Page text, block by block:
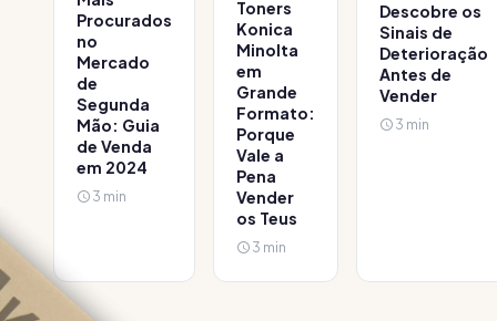
Procurados
no
Mercado
de
Segunda
Mão: Guia
de Venda
em 2024
3 min
Toners
Konica
Minolta
em
Grande
Formato:
Porque
Vale a
Pena
Vender
os Teus
3 min
Descobre os
Sinais de
Deterioração
Antes de
Vender
3 min